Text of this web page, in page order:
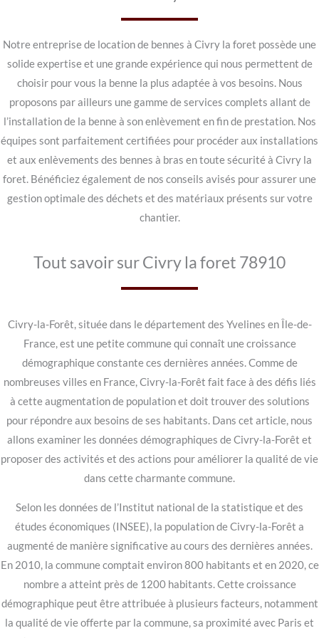
Notre entreprise de location de bennes à Civry la foret possède une
solide expertise et une grande expérience qui nous permettent de
choisir pour vous la benne la plus adaptée à vos besoins. Nous
proposons par ailleurs une gamme de services complets allant de
l’installation de la benne à son enlèvement en fin de prestation. Nos
équipes sont parfaitement certifiées pour procéder aux installations
et aux enlèvements des bennes à bras en toute sécurité à Civry la
foret. Bénéficiez également de nos conseils avisés pour assurer une
gestion optimale des déchets et des matériaux présents sur votre
chantier.
Tout savoir sur Civry la foret 78910
Civry-la-Forêt, située dans le département des Yvelines en Île-de-
France, est une petite commune qui connaît une croissance
démographique constante ces dernières années. Comme de
nombreuses villes en France, Civry-la-Forêt fait face à des défis liés
à cette augmentation de population et doit trouver des solutions
pour répondre aux besoins de ses habitants. Dans cet article, nous
allons examiner les données démographiques de Civry-la-Forêt et
proposer des activités et des actions pour améliorer la qualité de vie
dans cette charmante commune.
Selon les données de l’Institut national de la statistique et des
études économiques (INSEE), la population de Civry-la-Forêt a
augmenté de manière significative au cours des dernières années.
En 2010, la commune comptait environ 800 habitants et en 2020, ce
nombre a atteint près de 1200 habitants. Cette croissance
démographique peut être attribuée à plusieurs facteurs, notamment
la qualité de vie offerte par la commune, sa proximité avec Paris et